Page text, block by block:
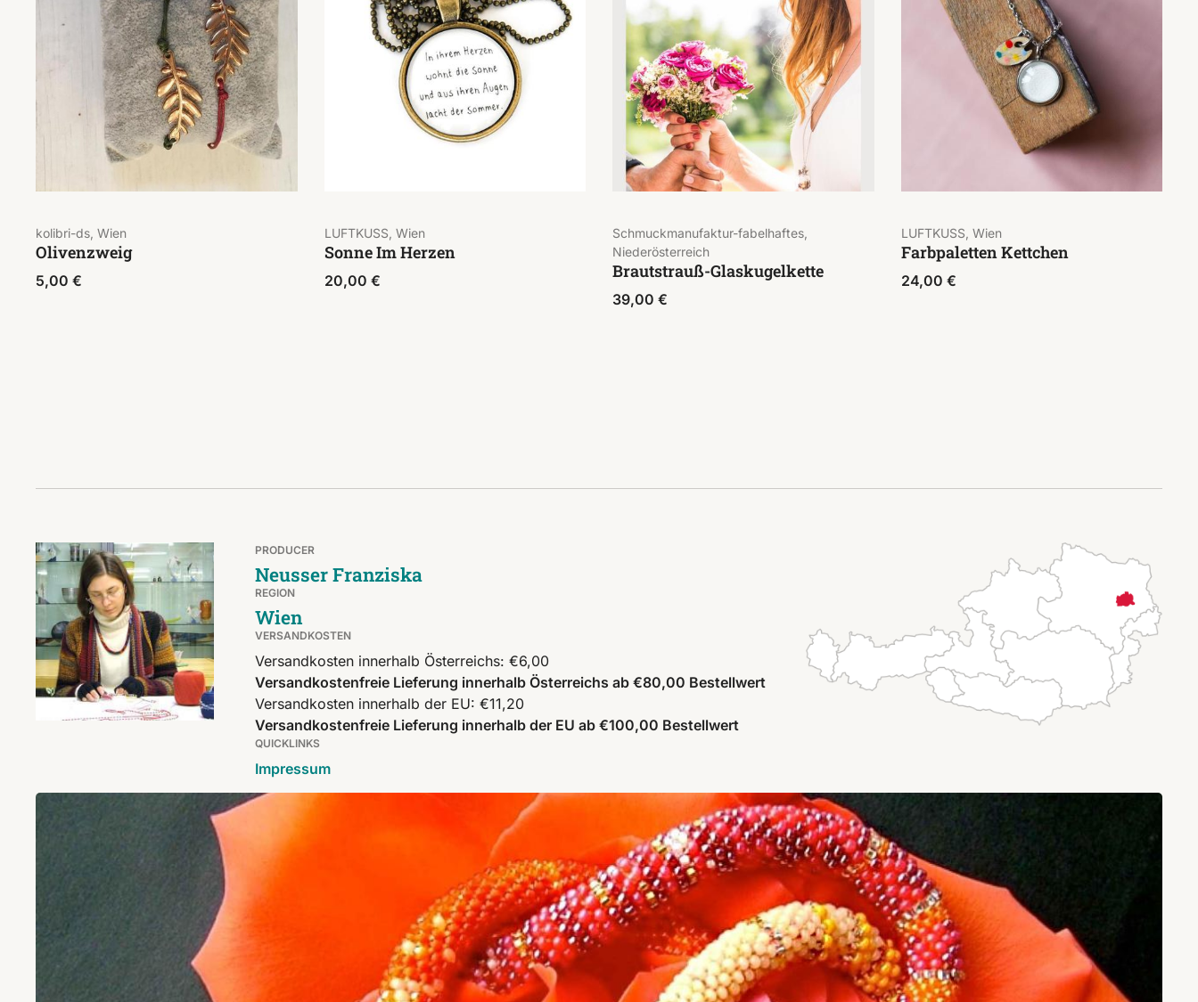
kolibri-ds, Wien
Olivenzweig
5,00 €
LUFTKUSS, Wien
Sonne Im Herzen
20,00 €
Schmuckmanufaktur-fabelhaftes,
Niederösterreich
Brautstrauß-Glaskugelkette
39,00 €
LUFTKUSS, Wien
Farbpaletten Kettchen
24,00 €
PRODUCER
Neusser Franziska
REGION
Wien
VERSANDKOSTEN
Versandkosten innerhalb Österreichs: €6,00
Versandkostenfreie Lieferung innerhalb Österreichs ab €80,00 Bestellwert
Versandkosten innerhalb der EU: €11,20
Versandkostenfreie Lieferung innerhalb der EU ab €100,00 Bestellwert
QUICKLINKS
Impressum